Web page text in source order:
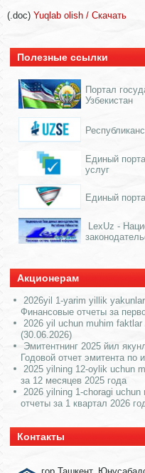
(.doc)Yuqlab olish / Скачать
Полезные ссылки
Портал
Узбекистан
Единый
услуг
Единый
LexUz -
Акционерам
2026yil 1-yarim yillik
Финансовые отчеты за
2026 yil uchun muhim
(30.06.2026)
Эмитентнинг 2025 йил
Годовой отчет эмитента по
2025 yilning 12-oylik uchun
за 12 месяцев 2025 года
2026 yilning 1-choragi
отчеты за 1 квартал 2026
Контакты